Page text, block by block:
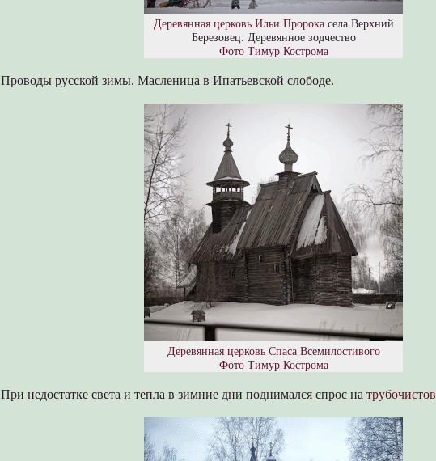
Деревянная церковь Ильи Пророкасела Верхний
Березовец. Деревянное зодчество
Фото Тимур Кострома
Проводы русской зимы. Масленица в Ипатьевской слободе.
Деревянная церковь Спаса Всемилостивого
Фото Тимур Кострома
При недостатке света и тепла в зимние дни поднимался спрос натрубочистов